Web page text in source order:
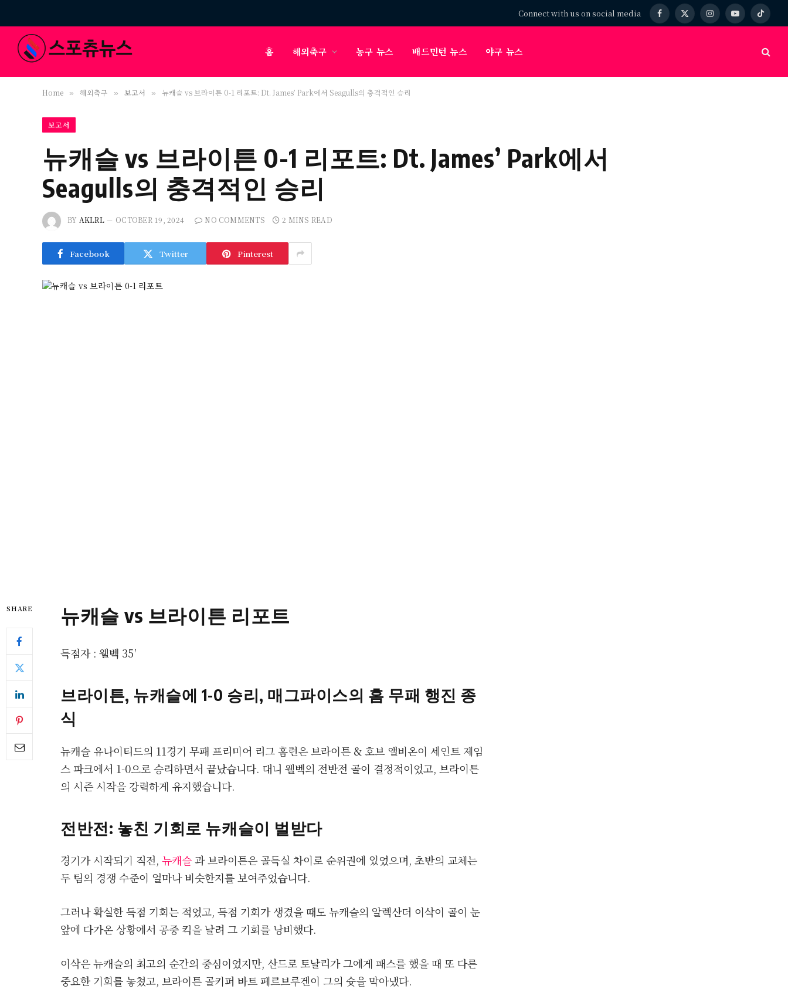
Connect with us on social media Facebook
X
InstagramYouTubeTikTok
홈 해외축구 농구 뉴스 배드민턴 뉴스 야구 뉴스
Home » 해외축구 » 보고서 » 뉴캐슬 vs 브라이튼 0-1 리포트: Dt. James’ Park에서 Seagulls의 충격적인 승리
보고서
뉴캐슬 vs 브라이튼 0-1 리포트: Dt. James’ Park에서
Seagulls의 충격적인 승리
BY AKLRL OCTOBER 19, 2024 NO COMMENTS 2 MINS READ
Facebook Twitter Pinterest
SHARE 뉴캐슬 vs 브라이튼 리포트
득점자 : 웰벡 35′
브라이튼, 뉴캐슬에 1-0 승리, 매그파이스의 홈 무패 행진 종
식
뉴캐슬 유나이티드의 11경기 무패 프리미어 리그 홈런은 브라이튼 & 호브 앨비온이 세인트 제임
스 파크에서 1-0으로 승리하면서 끝났습니다. 대니 웰벡의 전반전 골이 결정적이었고, 브라이튼
의 시즌 시작을 강력하게 유지했습니다.
전반전: 놓친 기회로 뉴캐슬이 벌받다
경기가 시작되기 직전, 뉴캐슬과 브라이튼은 골득실 차이로 순위권에 있었으며, 초반의 교체는
두 팀의 경쟁 수준이 얼마나 비슷한지를 보여주었습니다.
그러나 확실한 득점 기회는 적었고, 득점 기회가 생겼을 때도 뉴캐슬의 알렉산더 이삭이 골이 눈
앞에 다가온 상황에서 공중 킥을 날려 그 기회를 낭비했다.
이삭은 뉴캐슬의 최고의 순간의 중심이었지만, 산드로 토날리가 그에게 패스를 했을 때 또 다른
중요한 기회를 놓쳤고, 브라이튼 골키퍼 바트 페르브루겐이 그의 슛을 막아냈다.